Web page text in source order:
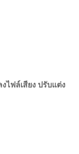
ไฟล์เสียง ปรับแต่ง